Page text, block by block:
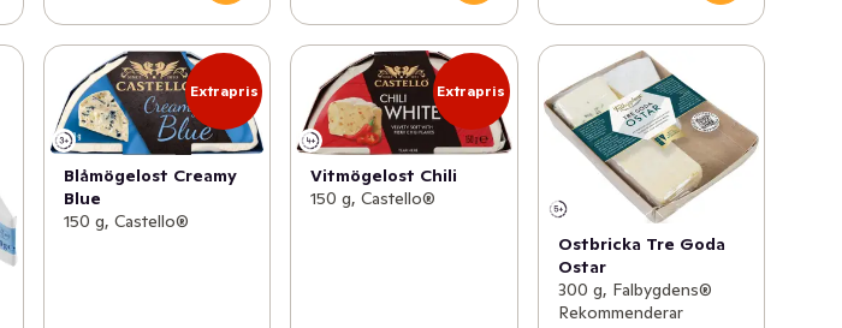
Extrapris
Blåmögelost Creamy
Blue
150 g, Castello®
Extrapris
Vitmögelost Chili
150 g, Castello®
Ostbricka Tre Goda
Ostar
300 g, Falbygdens®
Rekommenderar